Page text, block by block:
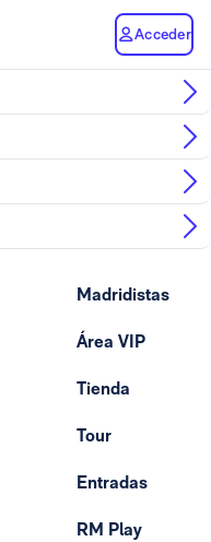
Acceder
Madridistas
Área VIP
Tienda
Tour
Entradas
RM Play